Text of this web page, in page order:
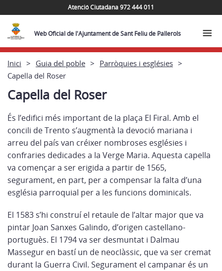
Atenció Ciutadana 972 444 011
Web Oficial de l'Ajuntament de Sant Feliu de Pallerols
Inici Guia del poble
Parròquies i esglésies
Capella del Roser
Capella del Roser
És l’edifici més important de la plaça El Firal. Amb el
concili de Trento s’augmentà la devoció mariana i
arreu del país van créixer nombroses esglésies i
confraries dedicades a la Verge Maria. Aquesta capella
va començar a ser erigida a partir de 1565,
segurament, en part, per a compensar la falta d’una
església parroquial per a les funcions dominicals.
El 1583 s’hi construí el retaule de l’altar major que va
pintar Joan Sanxes Galindo, d’origen castellano-
portuguès. El 1794 va ser desmuntat i Dalmau
Massegur en bastí un de neoclàssic, que va ser cremat
durant la Guerra Civil. Segurament el campanar és un